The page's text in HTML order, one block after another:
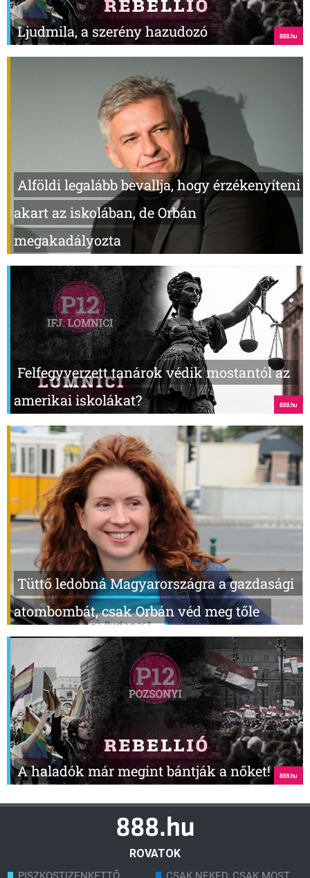
Ljudmila, a szerény hazudozó
Alföldi legalább bevallja, hogy érzékenyíteni
akart az iskolában, de Orbán
megakadályozta
Felfegyverzett tanárok védik mostantól az
amerikai iskolákat?
Tüttő ledobná Magyarországra a gazdasági
atombombát, csak Orbán véd meg tőle
A haladók már megint bántják a nőket!
ROVATOK